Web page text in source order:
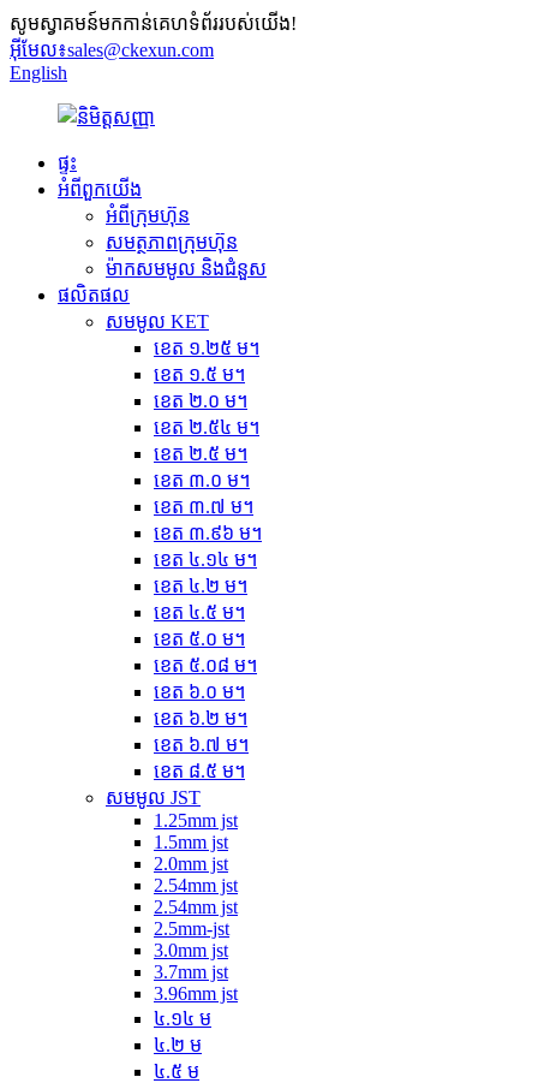
សូមស្វាគមន៍មកកាន់គេហទំព័ររបស់យើង!
អ៊ីមែល៖sales@ckexun.com
English
ផ្ទះ
អំពី​ពួក​យើង
អំពីក្រុមហ៊ុន
សមត្ថភាពក្រុមហ៊ុន
ម៉ាកសមមូល និងជំនួស
ផលិតផល
សមមូល KET
ខេត ១.២៥ ម។
ខេត ១.៥ ម។
ខេត ២.០ ម។
ខេត ២.៥៤ ម។
ខេត ២.៥ ម។
ខេត ៣.០ ម។
ខេត ៣.៧ ម។
ខេត ៣.៩៦ ម។
ខេត ៤.១៤ ម។
ខេត ៤.២ ម។
ខេត ៤.៥ ម។
ខេត ៥.០ ម។
ខេត ៥.០៨ ម។
ខេត ៦.០ ម។
ខេត ៦.២ ម។
ខេត ៦.៧ ម។
ខេត ៨.៥ ម។
សមមូល JST
1.25mm jst
1.5mm jst
2.0mm jst
2.54mm jst
2.54mm jst
2.5mm-jst
3.0mm jst
3.7mm jst
3.96mm jst
៤.១៤ ម
៤.២ ម
៤.៥ ម